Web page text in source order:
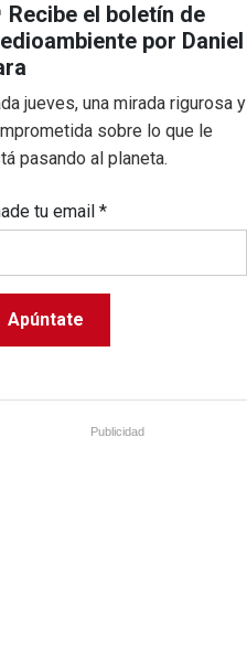
Recibe el boletín de
por Daniel
jueves, una mirada rigurosa y
sobre lo que le
pasando al planeta.
tu email*
Publicidad